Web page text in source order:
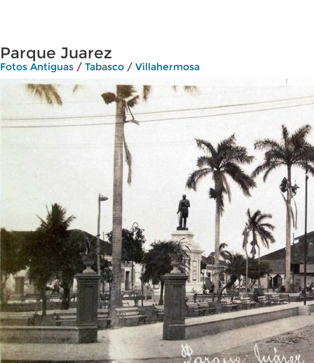
Parque Juarez
Fotos Antiguas / Tabasco / Villahermosa